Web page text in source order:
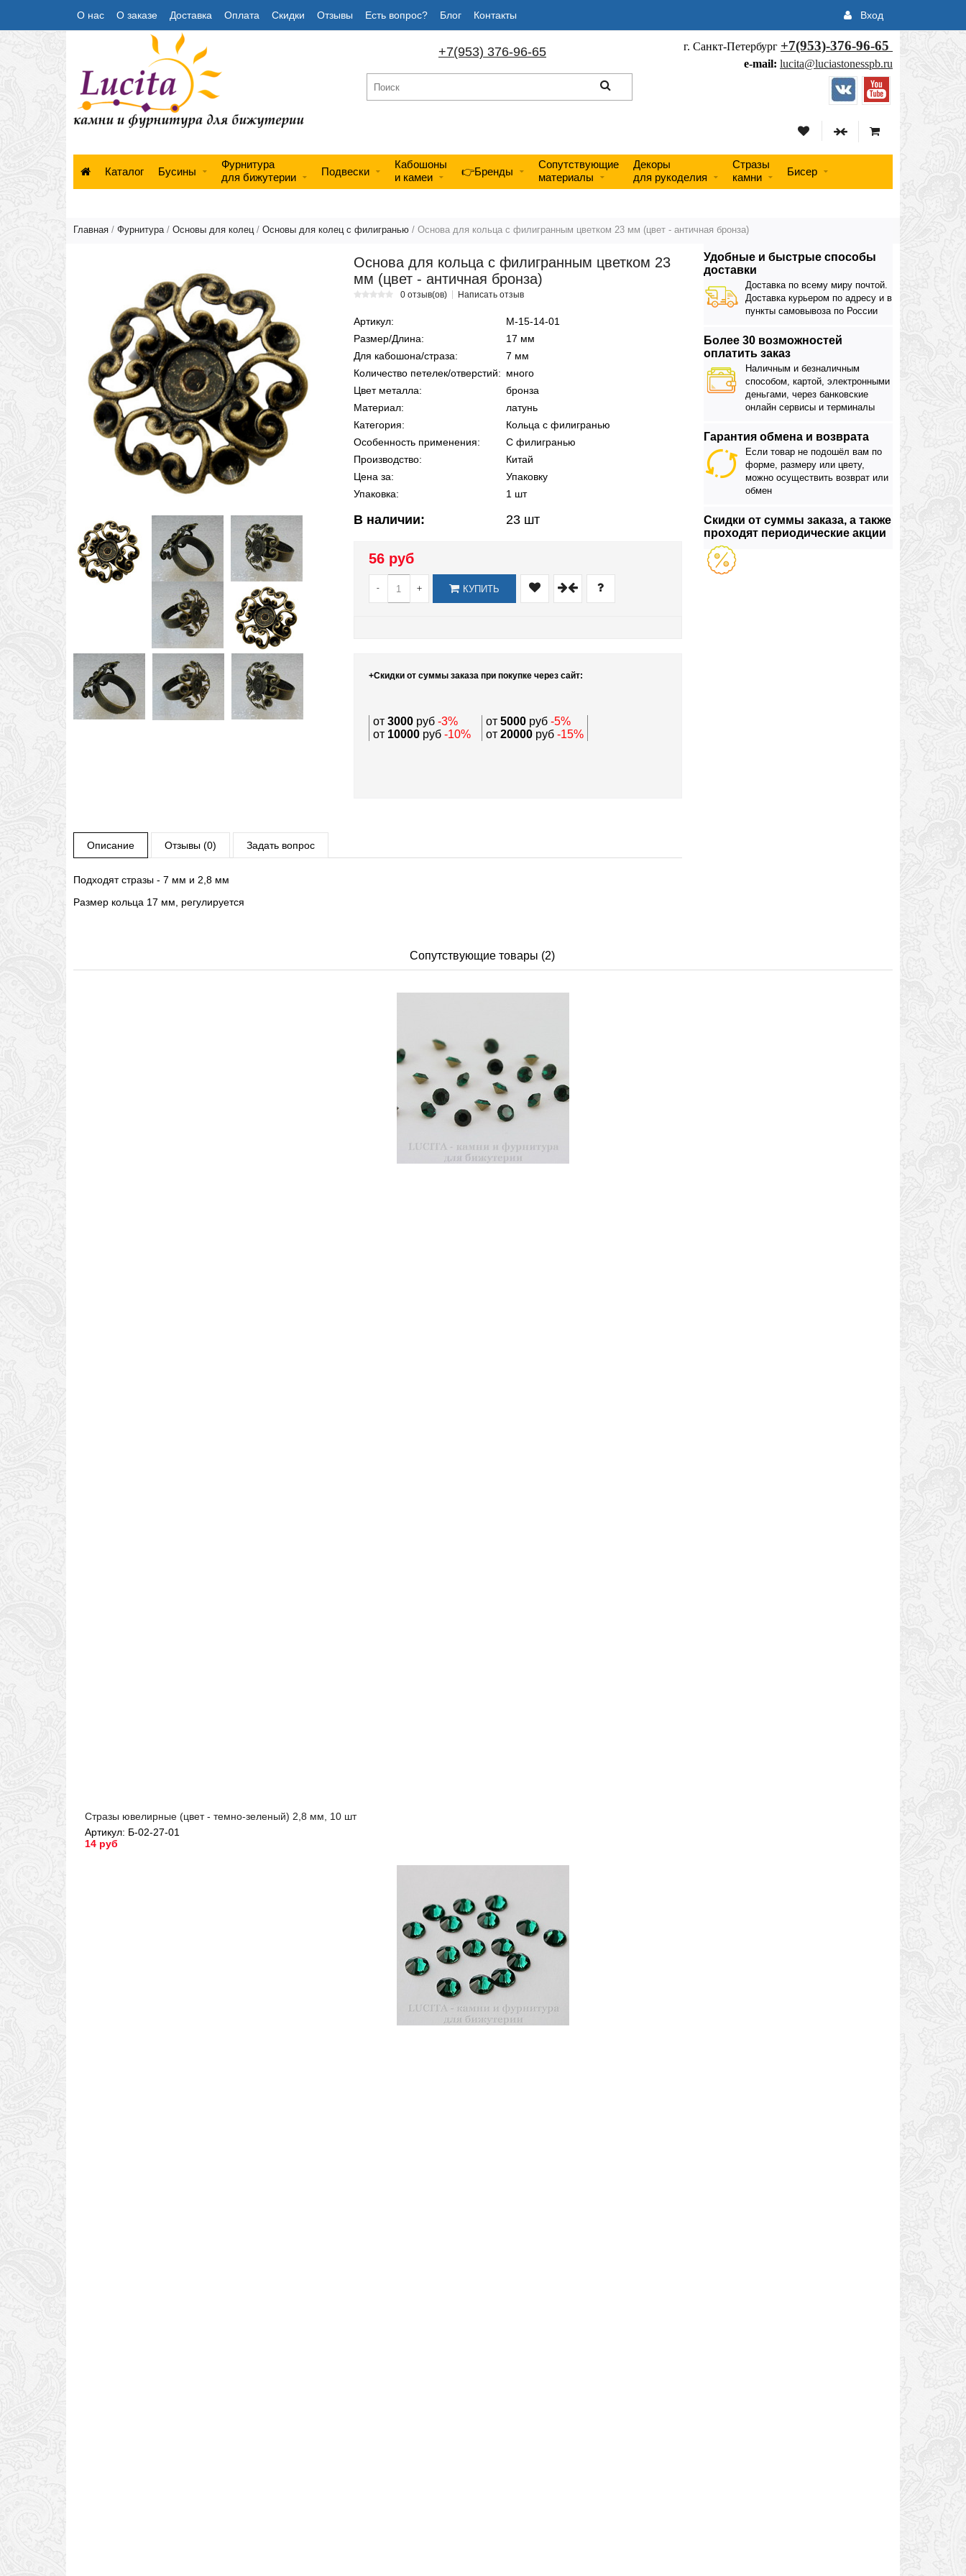
О нас О заказе Доставка Оплата Скидки Отзывы Есть вопрос? Блог Контакты Вход
г. Санкт-Петербург +7(953)-376-96-65
e-mail: lucita@luciastonesspb.ru
+7(953) 376-96-65
Каталог Бусины
Фурнитура
для бижутерии
Подвески
Кабошоны
и камеи
👉Бренды
Сопутствующие
материалы
Декоры
для рукоделия
Стразы
камни
Бисер
Главная / Фурнитура/ Основы для колец/ Основы для колец с филигранью / Основа для кольца с филигранным цветком 23 мм (цвет - античная бронза)
Удобные и быстрые способы
доставки
Доставка по всему миру почтой.
Доставка курьером по адресу и в
пункты самовывоза по России
Более 30 возможностей
оплатить заказ
Наличным и безналичным
способом, картой, электронными
деньгами, через банковские
онлайн сервисы и терминалы
Гарантия обмена и возврата
Если товар не подошёл вам по
форме, размеру или цвету,
можно осуществить возврат или
обмен
Скидки от суммы заказа, а также
проходят периодические акции
Основа для кольца с филигранным цветком 23
мм (цвет - античная бронза)
0 отзыв(ов) Написать отзыв
Артикул:
М-15-14-01
Размер/Длина:
17 мм
Для кабошона/страза:
7 мм
Количество петелек/отверстий: много
Цвет металла:
бронза
Материал:
латунь
Категория:
Кольца с филигранью
Особенность применения:
С филигранью
Производство:
Китай
Цена за:
Упаковку
Упаковка:
1 шт
В наличии: 23 шт
56 руб
- + КУПИТЬ
+Скидки от суммы заказа при покупке через сайт:
от3000руб -3% от 5000руб-5%
от 10000руб -10% от 20000руб -15%
Описание Отзывы (0) Задать вопрос
Подходят стразы - 7 мм и 2,8 мм
Размер кольца 17 мм, регулируется
Сопутствующие товары (2)
Стразы ювелирные (цвет - темно-зеленый) 2,8 мм, 10 шт
Артикул: Б-02-27-01
14 руб